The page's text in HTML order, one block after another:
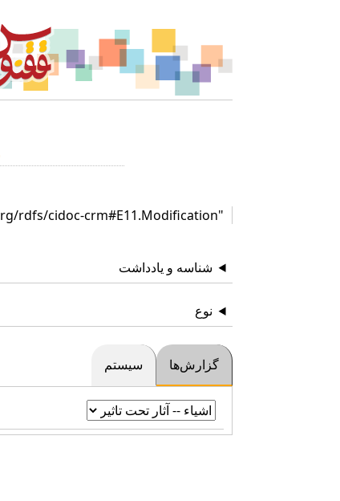
"http://www.cidoc-crm.org/rdfs/cidoc-crm#E11.Modification"
شناسه و یادداشت
نوع
گزارش‌ها سیستم